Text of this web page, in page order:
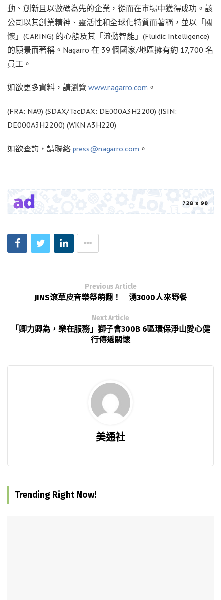
動、創新且以數碼為先的企業，從而在市場中獲得成功。該
公司以其創業精神、靈活性和全球化特質而著稱，並以「關
懷」(CARING) 的心態及其「流動智能」(Fluidic Intelligence)
的願景而著稱。Nagarro 在 39 個國家/地區擁有約 17,700 名
員工。
如欲更多資料，請瀏覽 www.nagarro.com 。
(FRA: NA9) (SDAX/TecDAX: DE000A3H2200) (ISIN:
DE000A3H2200) (WKN A3H220)
如欲查詢，請聯絡 press@nagarro.com 。
Previous Article
JINS滾草皮音樂祭萌翻！ 湧3000人來野餐
Next Article
「卿力卿為，樂在服務」獅子會300B 6區環保淨山愛心健
行傳遞關懷
美通社
Trending Right Now!